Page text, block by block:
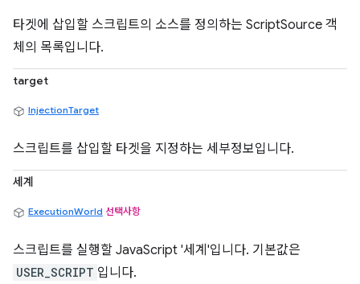
타겟에 삽입할 스크립트의 소스를 정의하는 ScriptSource 객
체의 목록입니다.
target
InjectionTarget
스크립트를 삽입할 타겟을 지정하는 세부정보입니다.
세계
ExecutionWorld 선택사항
스크립트를 실행할 JavaScript '세계'입니다. 기본값은
USER_SCRIPT 입니다.